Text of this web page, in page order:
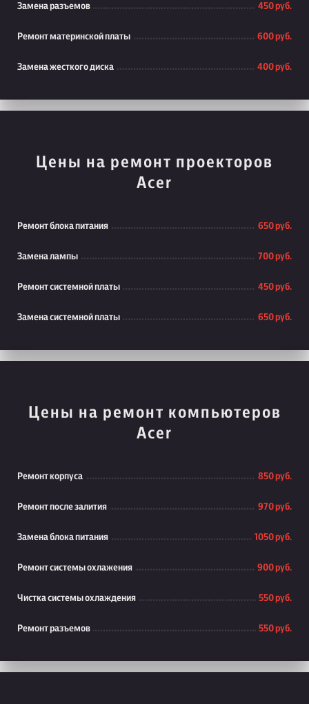
Замена разъемов 450 руб.
Ремонт материнской платы 600 руб.
Замена жесткого диска 400 руб.
Цены на ремонт проекторов
Acer
Ремонт блока питания 650 руб.
Замена лампы 700 руб.
Ремонт системной платы 450 руб.
Замена системной платы 650 руб.
Цены на ремонт компьютеров
Acer
Ремонт корпуса 850 руб.
Ремонт после залития 970 руб.
Замена блока питания 1050 руб.
Ремонт системы охлажения 900 руб.
Чистка системы охлаждения 550 руб.
Ремонт разъемов 550 руб.